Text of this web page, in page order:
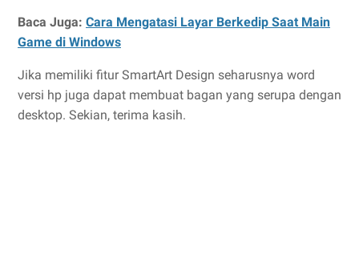
Baca Juga: Cara Mengatasi Layar Berkedip Saat Main
Game di Windows
Jika memiliki fitur SmartArt Design seharusnya word
versi hp juga dapat membuat bagan yang serupa dengan
desktop. Sekian, terima kasih.